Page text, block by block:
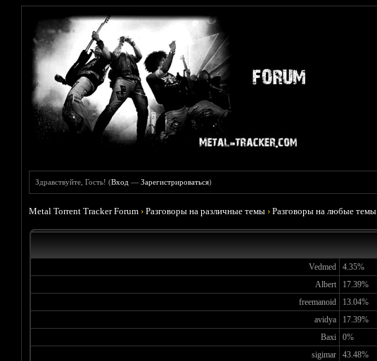
Здравствуйте, Гость! (Вход —Зарегистрироваться)
Metal Torrent Tracker Forum ›Разговоры на различные темы ›Разговоры на любые темы
Vedmed 4.35%
Albert
17.39%
freemanoid
13.04%
avidya
17.39%
Baxi
0%
sigimar
43.48%